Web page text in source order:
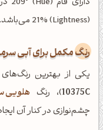
(Lightness) 21% می‌باشد.
رنگ مکمل برای آبی
یکی از بهترین
10375C)، رنگ هلویی
چشم‌نوازی در کنار آن